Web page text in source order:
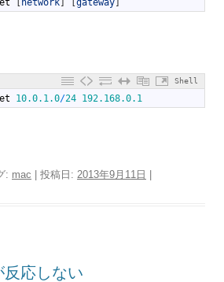
network gateway
Shell
10.0.1.0/24 192.168.0.1
: mac | 投稿日: 2013年9月11日
応しない